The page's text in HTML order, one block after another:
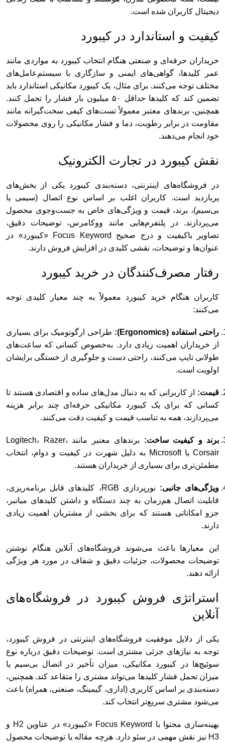
دیجیتال کاربران شده است.
کیفیت و استاندارد در کیبورد
خریداران حرفه‌ای و صنعتی هنگام انتخاب کیبورد به مواردی مانند
عمر کلیدها، گواهی‌های ایمنی و سازگاری با سیستم‌عامل‌های
مختلف توجه می‌کنند. برای مثال، یک کیبورد مکانیکی استاندارد باید
تضمین کند که کلیدها حداقل ۵۰ میلیون بار فشار را تحمل کنند.
همچنین، برندهای معتبر معمولاً تست‌های کیفی سخت‌گیرانه مانند
مقاومت در برابر رطوبت، دما و فشار مکانیکی را روی محصولات
خود انجام می‌دهند.
نقش کیبورد در تجارت الکترونیک
در فروشگاه‌های اینترنتی، دسته‌بندی کیبورد یکی از بخش‌های
پربازدید است. کاربران اغلب بر اساس نوع اتصال (سیمی یا
بی‌سیم)، برند، قیمت و ویژگی‌های خاص به جست‌وجوی محصول
می‌پردازند. در پلتفرم‌هایی مانند ووکامرس، توضیحات دقیق،
تصاویر باکیفیت و درج صحیح Focus Keyword «کیبورد» در
عنوان‌ها و توضیحات، نقشی کلیدی در افزایش فروش دارند.
رفتار مصرف‌کنندگان در خرید کیبورد
کاربران هنگام خرید کیبورد معمولاً به چند معیار کلیدی توجه
می‌کنند:
راحتی استفاده (Ergonomics):
طراحی ارگونومیک برای بسیاری
از خریداران اهمیت زیادی دارد. به‌خصوص کسانی که ساعت‌های
طولانی تایپ می‌کنند، راحتی دست و جلوگیری از خستگی برایشان
اولویت است.
قیمت: از کاربرانی که به دنبال مدل‌های ساده و اقتصادی هستند تا
کسانی که برای یک کیبورد مکانیکی حرفه‌ای چند برابر هزینه
می‌پردازند، همه به تناسب قیمت و کیفیت دقت می‌کنند.
برند و کیفیت ساخت:
برندهای معتبر مانند Logitech، Razer،
Corsair یا Microsoft به دلیل شهرت در کیفیت و دوام، انتخاب
مطمئن‌تری برای بسیاری از خریداران هستند.
ویژگی‌های جانبی:
نورپردازی RGB، کلیدهای قابل برنامه‌ریزی،
قابلیت اتصال هم‌زمان به چند دستگاه و داشتن کلیدهای میانبر،
جزو امکاناتی هستند که برای بخشی از مشتریان اهمیت زیادی
دارند.
این معیارها باعث می‌شوند فروشگاه‌های آنلاین هنگام نوشتن
توضیحات محصولات، جزئیات دقیق و شفاف در مورد هر ویژگی
ارائه دهند.
استراتژی فروش کیبورد در فروشگاه‌های
آنلاین
یکی از دلایل موفقیت فروشگاه‌های اینترنتی در فروش کیبورد،
توجه به نیازهای جزئی مشتری است. توضیحات دقیق درباره نوع
سوئیچ‌ها در کیبورد مکانیکی، میزان تأخیر در اتصال بی‌سیم یا
میزان تحمل فشار کلیدها می‌تواند مشتری را متقاعد کند. همچنین،
دسته‌بندی بر اساس کاربری (اداری، گیمینگ، صنعتی، همراه) باعث
می‌شود مشتری سریع‌تر انتخاب کند.
بهینه‌سازی محتوا با Focus Keyword «کیبورد» در عناوین H2 و
H3 نیز نقش مهمی در سئو دارد. هرچه مقاله یا توضیحات محصول